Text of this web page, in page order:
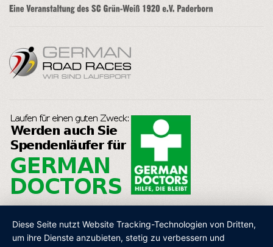
Diese Seite nutzt Website Tracking-Technologien von Dritten,
um ihre Dienste anzubieten, stetig zu verbessern und